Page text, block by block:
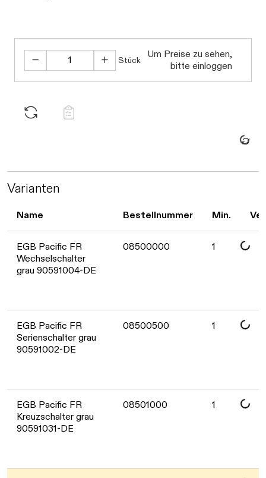
Stück
Um Preise zu sehen,
bitte einloggen
Daten werden geladen. Bitte warten...
Varianten
Name Bestellnummer Min.
EGB Pacific FR
Wechselschalter
grau 90591004-DE
08500000 1
Daten werden geladen. Bitte warten...
EGB Pacific FR
Serienschalter grau
90591002-DE
08500500 1
Daten werden geladen. Bitte warten...
EGB Pacific FR
Kreuzschalter grau
90591031-DE
08501000 1
Daten werden geladen. Bitte warten...